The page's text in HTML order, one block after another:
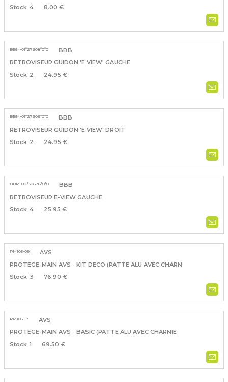
4
8.00 €
BBM-01*27608*0*0
BBB
RETROVISEUR GUIDON 'E VIEW' GAUCHE
2
24.95 €
BBM-01*27609*0*0
BBB
RETROVISEUR GUIDON 'E VIEW' DROIT
2
24.95 €
BBM-02*30676*0*0
BBB
RETROVISEUR E-VIEW GAUCHE
4
25.95 €
PM105-09
AVS
PROTEGE-MAIN AVS - KIT DECO (PATTE ALU AVEC CHARN
3
76.90 €
PM105-17
AVS
PROTEGE-MAIN AVS - BASIC (PATTE ALU AVEC CHARNIE
1
69.50 €